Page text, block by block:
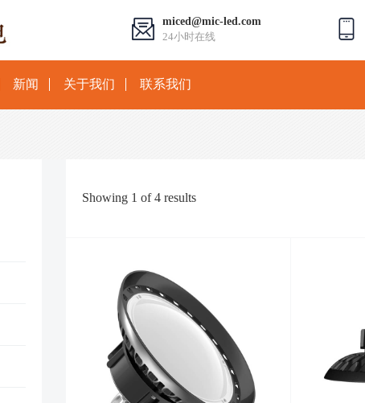
miced@mic-led.com
24小时在线
新闻 关于我们 联系我们
Showing 1 of4 results